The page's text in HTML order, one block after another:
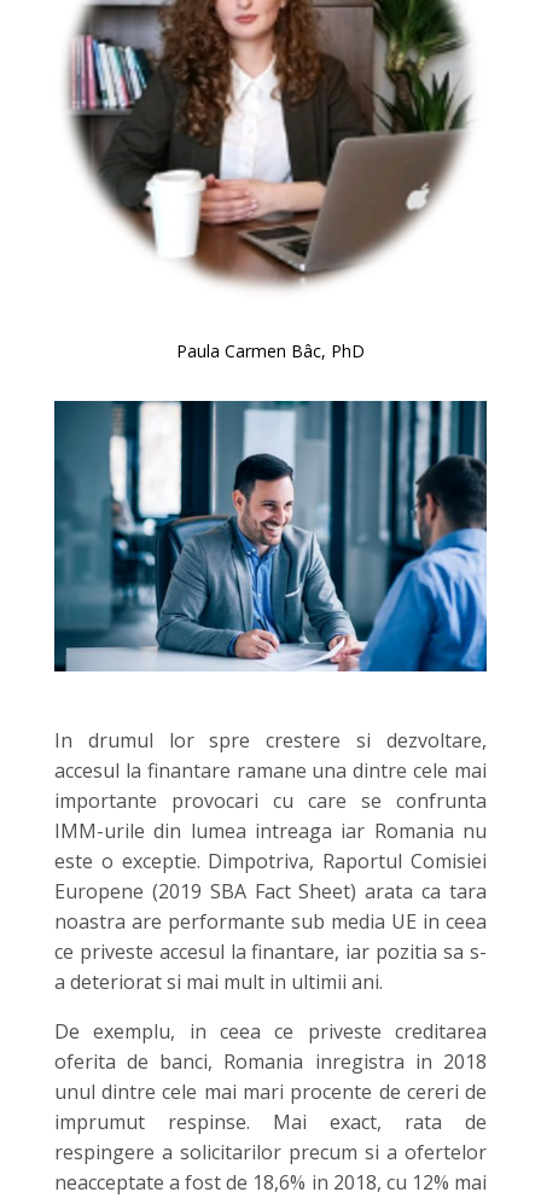
Paula Carmen Bâc, PhD
In drumul lor spre crestere si dezvoltare,
accesul la finantare ramane una dintre cele mai
importante provocari cu care se confrunta
IMM-urile din lumea intreaga iar Romania nu
este o exceptie. Dimpotriva, Raportul Comisiei
Europene (2019 SBA Fact Sheet) arata ca tara
noastra are performante sub media UE in ceea
ce priveste accesul la finantare, iar pozitia sa s-
a deteriorat si mai mult in ultimii ani.
De exemplu, in ceea ce priveste creditarea
oferita de banci, Romania inregistra in 2018
unul dintre cele mai mari procente de cereri de
imprumut respinse. Mai exact, rata de
respingere a solicitarilor precum si a ofertelor
neacceptate a fost de 18,6% in 2018, cu 12% mai